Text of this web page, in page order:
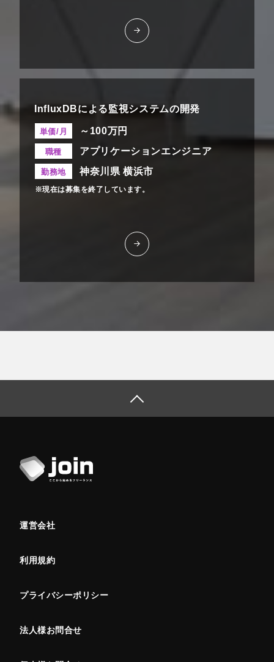
InfluxDBによる監視システムの開発
単価/月 ～100万円
職種 アプリケーションエンジニア
勤務地 神奈川県 横浜市
※現在は募集を終了しています。
運営会社
利用規約
プライバシーポリシー
法人様お問合せ